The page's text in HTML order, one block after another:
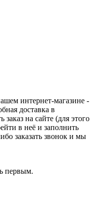
интернет-магазине -
доставка в
на сайте (для этого
в неё и заполнить
заказать звонок и мы
первым.